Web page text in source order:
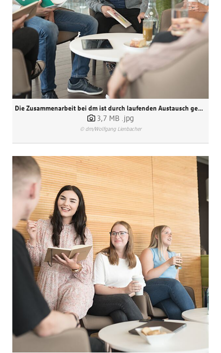
dm Markt
dm friseurstudio
dm kosmetikstudio
dm Logistik
dm Logistik
dm Online Shop
PAYBACK
Über dm
Pressekontakt
ACTIVE BEAUTY
Die Zusammenarbeit bei dm ist durch laufenden Austausch geprägt.
3,7 MB .jpg
© dm/Wolfgang Lienbacher